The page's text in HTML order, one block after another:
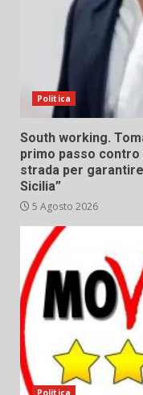
Politica
South working.
primo passo
strada per
Sicilia”
5 Agosto 2026